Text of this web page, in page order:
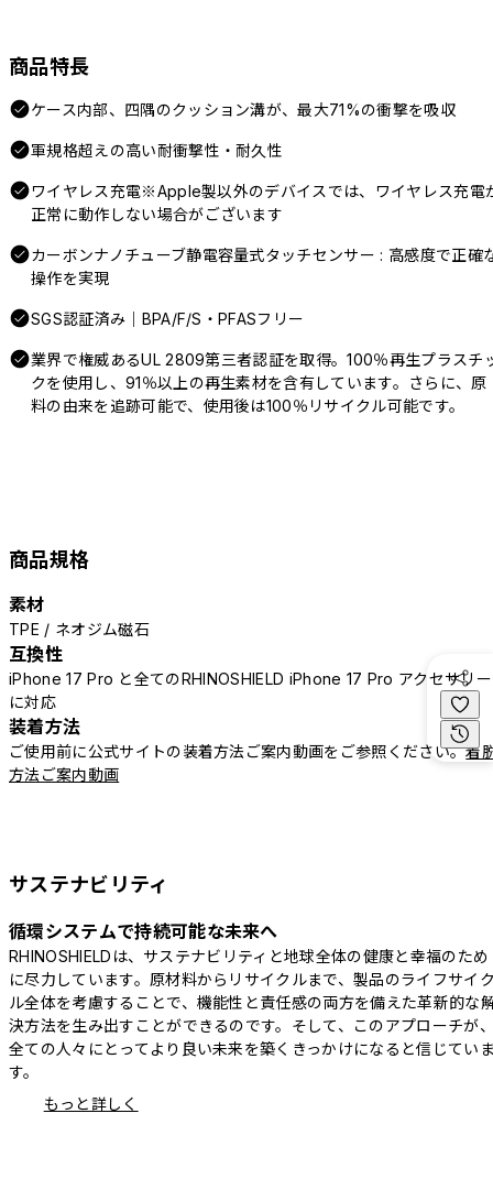
商品特長
ケース内部、四隅のクッション溝が、最大71%の衝撃を吸収
軍規格超えの高い耐衝撃性・耐久性
ワイヤレス充電※Apple製以外のデバイスでは、ワイヤレス充電
正常に動作しない場合がございます
カーボンナノチューブ静電容量式タッチセンサー : 高感度で正確
操作を実現
SGS認証済み｜BPA/F/S・PFASフリー
業界で権威あるUL 2809第三者認証を取得。100％再生プラスチ
クを使用し、91％以上の再生素材を含有しています。さらに、原
料の由来を追跡可能で、使用後は100％リサイクル可能です。
商品規格
素材
TPE / ネオジム磁石
互換性
iPhone 17 Pro と全てのRHINOSHIELD iPhone 17 Pro アクセサリー
に対応
装着方法
ご使用前に公式サイトの装着方法ご案内動画をご参照ください。着
方法ご案内動画
サステナビリティ
循環システムで持続可能な未来へ
RHINOSHIELDは、サステナビリティと地球全体の健康と幸福のため
に尽力しています。原材料からリサイクルまで、製品のライフサイ
ル全体を考慮することで、機能性と責任感の両方を備えた革新的な
決方法を生み出すことができるのです。そして、このアプローチが
全ての人々にとってより良い未来を築くきっかけになると信じてい
す。
もっと詳しく